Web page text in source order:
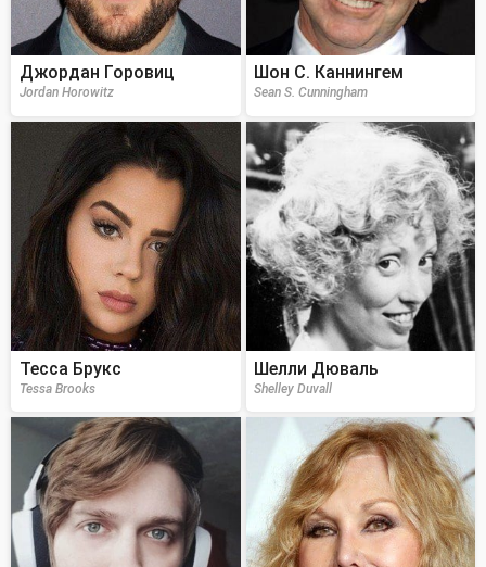
Джордан Горовиц
Jordan Horowitz
Шон С. Каннингем
Sean S. Cunningham
Тесса Брукс
Tessa Brooks
Шелли Дюваль
Shelley Duvall